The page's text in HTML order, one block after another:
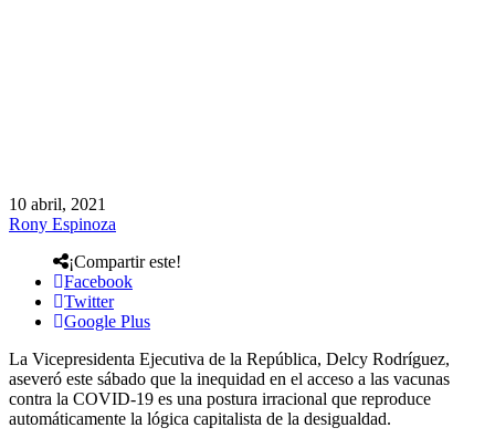
10 abril, 2021
Rony Espinoza
¡Compartir este!
Facebook
Twitter
Google Plus
La Vicepresidenta Ejecutiva de la República, Delcy Rodríguez,
aseveró este sábado que la inequidad en el acceso a las vacunas
contra la COVID-19 es una postura irracional que reproduce
automáticamente la lógica capitalista de la desigualdad.